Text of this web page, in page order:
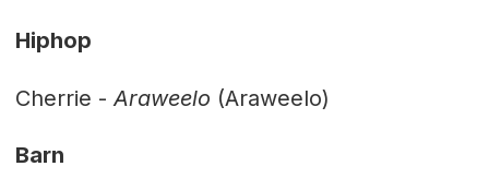
Hiphop
Cherrie - Araweelo (Araweelo)
Barn